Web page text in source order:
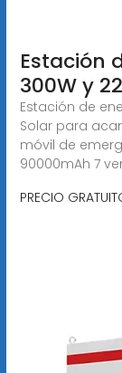
Estación
300W y
Estación de
Solar para
móvil de
90000mAh 7
PRECIO